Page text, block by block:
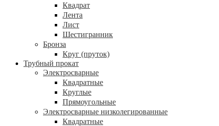
Квадрат
Лента
Лист
Шестигранник
Бронза
Круг (пруток)
Трубный прокат
Электросварные
Квадратные
Круглые
Прямоугольные
Электросварные низколегированные
Квадратные